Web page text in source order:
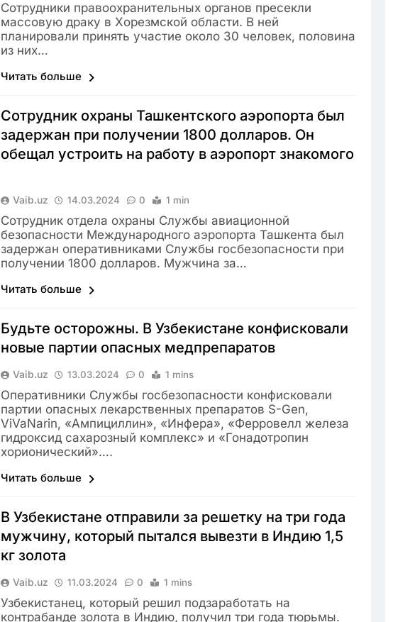
Сотрудники правоохранительных органов пресекли
массовую драку в Хорезмской области. В ней
планировали принять участие около 30 человек, половина
из них…
Читать больше
Сотрудник охраны Ташкентского аэропорта был
задержан при получении 1800 долларов. Он
обещал устроить на работу в аэропорт знакомого
Vaib.uz 14.03.2024 0 1 min
Сотрудник отдела охраны Службы авиационной
безопасности Международного аэропорта Ташкента был
задержан оперативниками Службы госбезопасности при
получении 1800 долларов. Мужчина за…
Читать больше
Будьте осторожны. В Узбекистане конфисковали
новые партии опасных медпрепаратов
Vaib.uz 13.03.2024 0 1 mins
Оперативники Службы госбезопасности конфисковали
партии опасных лекарственных препаратов S-Gen,
ViVaNarin, «Ампициллин», «Инфера», «Ферровелл железа
гидроксид сахарозный комплекс» и «Гонадотропин
хорионический»….
Читать больше
В Узбекистане отправили за решетку на три года
мужчину, который пытался вывезти в Индию 1,5
кг золота
Vaib.uz 11.03.2024 0 1 mins
Узбекистанец, который решил подзаработать на
контрабанде золота в Индию, получил три года тюрьмы.